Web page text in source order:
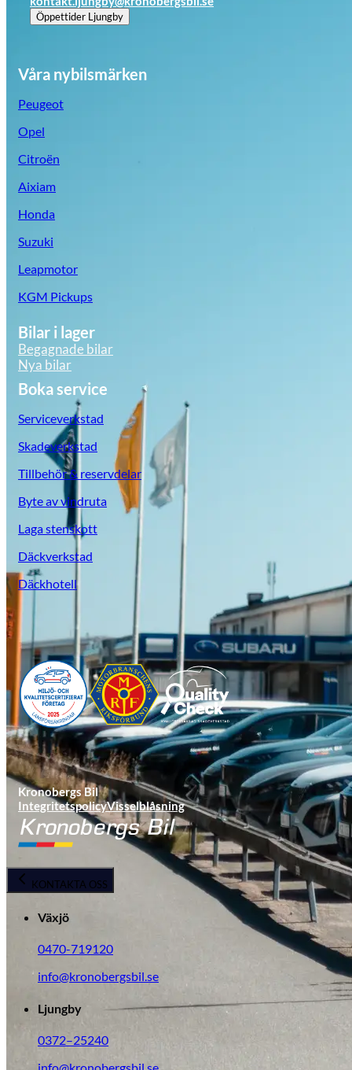
Suzuki
Leapmotor
Tillbehör & reservdelar
Öppettider Ljungby
Våra nybilsmärken
Peugeot
Opel
Citroën
Aixiam
Honda
Suzuki
Leapmotor
KGM Pickups
Bilar i lager
Begagnade bilar
Nya bilar
Boka service
Serviceverkstad
Skadeverkstad
Tillbehör & reservdelar
Byte av vindruta
Laga stenskott
Däckverkstad
Däckhotell
Kronobergs Bil
IntegritetspolicyVisselblåsning
KONTAKTA OSS
Växjö
0470-719120
info@kronobergsbil.se
Ljungby
0372–25240